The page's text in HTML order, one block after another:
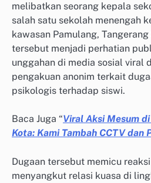
melibatkan seorang kepala
salah satu sekolah menengah
kawasan Pamulang,
tersebut menjadi perhatian
unggahan di media sosial viral
pengakuan anonim terkait
psikologis terhadap siswi.
Baca Juga “Viral Aksi Mesum
Kota: Kami Tambah CCTV dan
Dugaan tersebut memicu
menyangkut relasi kuasa di